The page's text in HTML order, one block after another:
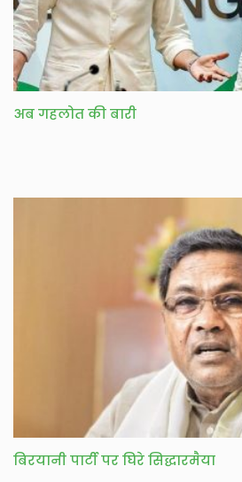
अब गहलोत की बारी
बिरयानी पार्टी पर घिरे सिद्धारमैया